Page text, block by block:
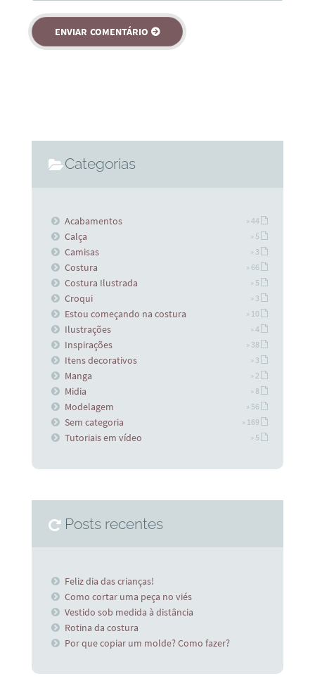
Categorias
Acabamentos » 44
Calça » 5
Camisas » 3
Costura » 66
Costura Ilustrada » 5
Croqui » 3
Estou começando na costura » 10
Ilustrações » 4
Inspirações » 38
Itens decorativos » 3
Manga » 2
Midia » 8
Modelagem » 56
Sem categoria » 169
Tutoriais em vídeo » 5
Posts recentes
Feliz dia das crianças!
Como cortar uma peça no viés
Vestido sob medida à distância
Rotina da costura
Por que copiar um molde? Como fazer?